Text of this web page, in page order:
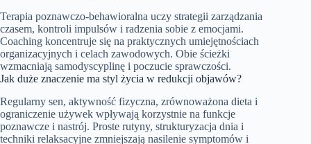
Terapia poznawczo-behawioralna uczy strategii zarządzania
czasem, kontroli impulsów i radzenia sobie z emocjami.
Coaching koncentruje się na praktycznych umiejętnościach
organizacyjnych i celach zawodowych. Obie ścieżki
wzmacniają samodyscyplinę i poczucie sprawczości.
Jak duże znaczenie ma styl życia w redukcji objawów?
Regularny sen, aktywność fizyczna, zrównoważona dieta i
ograniczenie używek wpływają korzystnie na funkcje
poznawcze i nastrój. Proste rutyny, strukturyzacja dnia i
techniki relaksacyjne zmniejszają nasilenie symptomów i